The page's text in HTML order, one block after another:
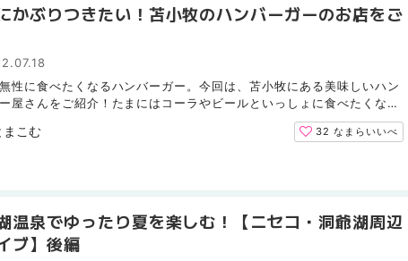
かぶりつきたい！苫小牧のハンバーガーのお店をご
性に食べたくなるハンバーガー。今回は、苫小牧にある美味しいハン
屋さんをご紹介！たまにはコーラやビールといっしょに食べたくなり
ね！ 素材にこだわるグルメバーガー「RICH AND FAMOUS...
まこむ 32なまらいいべ
温泉でゆったり夏を楽しむ！【ニセコ・洞爺湖周辺
ブ】後編